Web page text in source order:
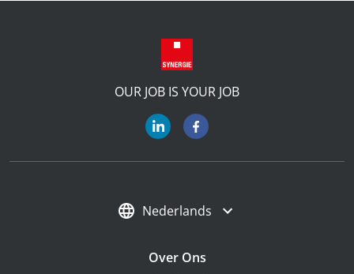
OUR JOB IS YOUR JOB
Nederlands
Over Ons